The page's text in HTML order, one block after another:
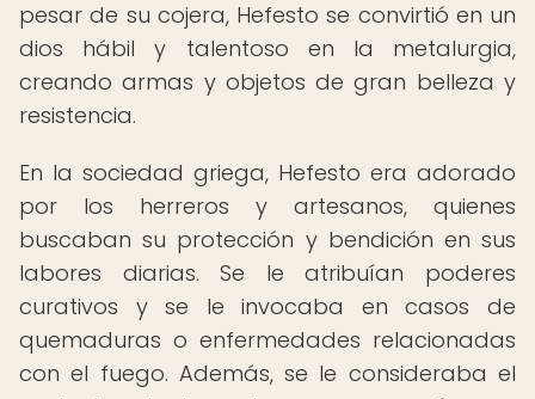
pesar de su cojera, Hefesto se convirtió en un
dios hábil y talentoso en la metalurgia,
creando armas y objetos de gran belleza y
resistencia.
En la sociedad griega, Hefesto era adorado
por los herreros y artesanos, quienes
buscaban su protección y bendición en sus
labores diarias. Se le atribuían poderes
curativos y se le invocaba en casos de
quemaduras o enfermedades relacionadas
con el fuego. Además, se le consideraba el